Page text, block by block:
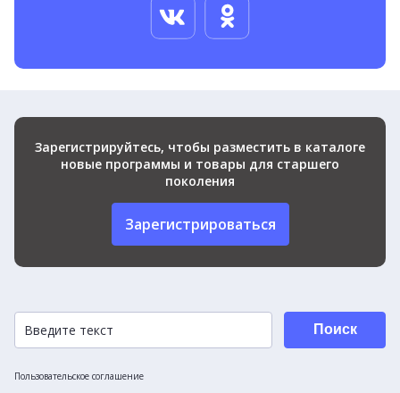
Зарегистрируйтесь, чтобы разместить в каталоге
новые программы и товары для старшего
поколения
Зарегистрироваться
Пользовательское соглашение
Поиск